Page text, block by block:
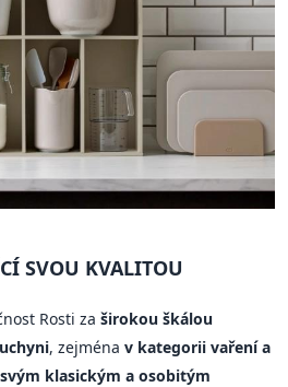
SVOU KVALITOU
Rosti za širokou škálou
, zejména v kategorii vaření a
klasickým a osobitým